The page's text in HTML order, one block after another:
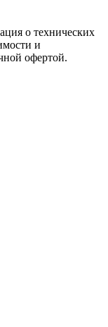
о технических
и
офертой.